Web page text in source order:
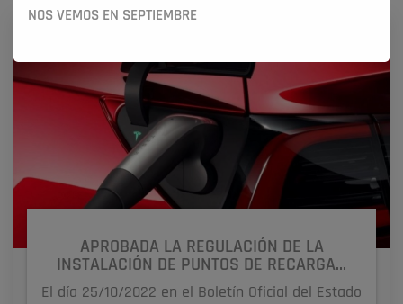
APROBADA LA REGULACIÓN DE LA
INSTALACIÓN DE PUNTOS DE RECARGA...
El día 25/10/2022 en el Boletín Oficial del Estado
NOS VEMOS EN SEPTIEMBRE